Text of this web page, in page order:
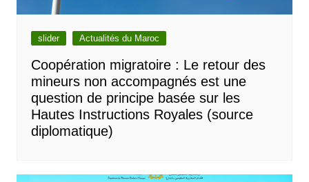
slider Actualités du Maroc
Coopération migratoire : Le retour des
mineurs non accompagnés est une
question de principe basée sur les
Hautes Instructions Royales (source
diplomatique)